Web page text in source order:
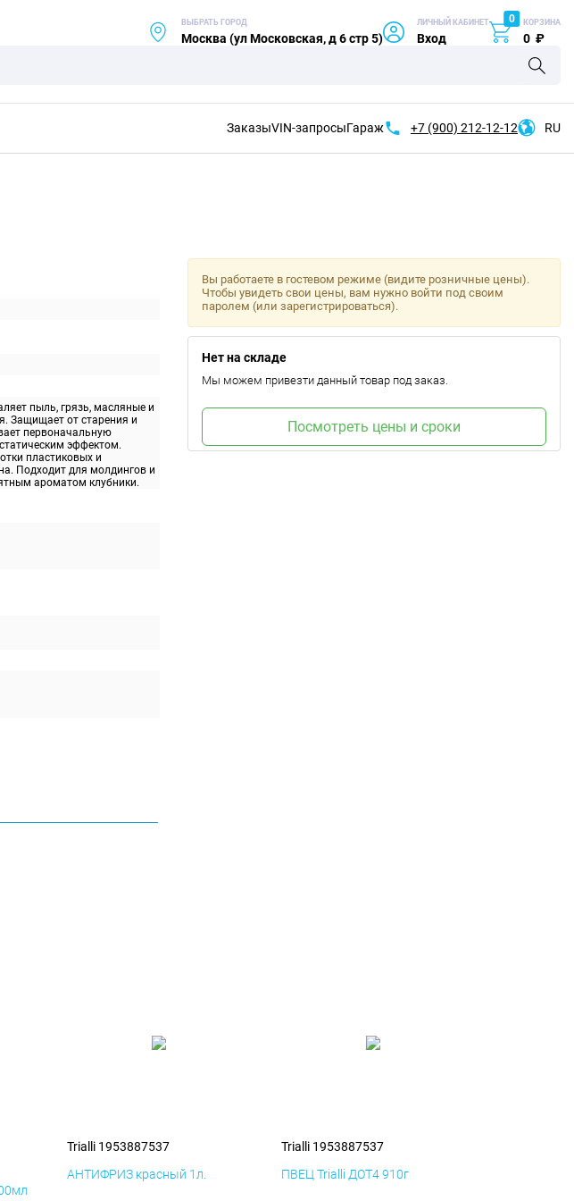
ВЫБРАТЬ ГОРОД
Москва (ул Московская, д 6 стр 5)
ЛИЧНЫЙ КАБИНЕТ
Вход
0 КОРЗИНА
0 ₽
ЗаказыVIN-запросыГараж +7 (900) 212-12-12 RU
пыль, грязь, масляные и
Защищает от старения и
первоначальную
эффектом.
пластиковых и
Подходит для молдингов и
ароматом клубники.
Вы работаете в гостевом режиме (видите розничные цены).
Чтобы увидеть свои цены, вам нужно войти под своим
паролем (или зарегистрироваться).
Нет на складе
Мы можем привезти данный товар под заказ.
Посмотреть цены и сроки
Trialli 1953887537
АНТИФРИЗ красный 1л.
Trialli 1953887537
ПВЕЦ Trialli ДОТ4 910г